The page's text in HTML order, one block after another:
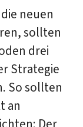
neuen
sollten
drei
Strategie
So sollten
an